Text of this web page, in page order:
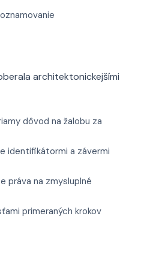
architektonickejšími
dôvod na žalobu za
identifikátormi a závermi
práva na zmysluplné
primeraných krokov